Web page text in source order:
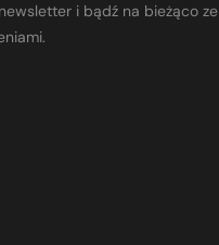
i bądź na bieżąco ze